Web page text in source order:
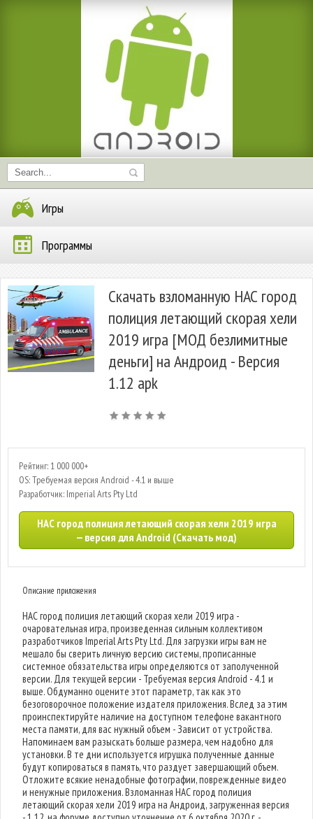
Игры
Программы
Скачать взломанную НАС город
полиция летающий скорая хели
2019 игра [МОД безлимитные
деньги] на Андроид - Версия
1.12 apk
Рейтинг: 1 000 000+
OS: Требуемая версия Android - 4.1 и выше
Разработчик: Imperial Arts Pty Ltd
НАС город полиция летающий скорая хели 2019 игра
— версия для Android (Скачать мод)
Описание приложения
НАС город полиция летающий скорая хели 2019 игра -
очаровательная игра, произведенная сильным коллективом
разработчиков Imperial Arts Pty Ltd. Для загрузки игры вам не
мешало бы сверить личную версию системы, прописанные
системное обязательства игры определяются от заполученной
версии. Для текущей версии - Требуемая версия Android - 4.1 и
выше. Обдуманно оцените этот параметр, так как это
безоговорочное положение издателя приложения. Вслед за этим
проинспектируйте наличие на доступном телефоне вакантного
места памяти, для вас нужный объем - Зависит от устройства.
Напоминаем вам разыскать больше размера, чем надобно для
установки. В те дни используется игрушка полученные данные
будут копироваться в память, что раздует завершающий объем.
Отложите всякие ненадобные фотографии, поврежденные видео
и ненужные приложения. Взломанная НАС город полиция
летающий скорая хели 2019 игра на Андроид, загруженная версия